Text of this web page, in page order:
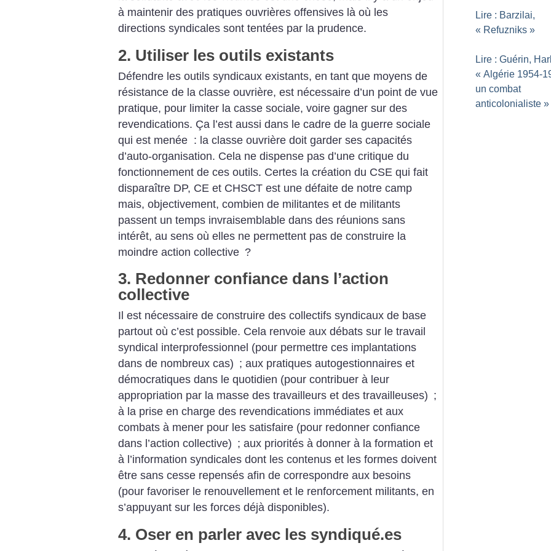
à maintenir des pratiques ouvrières offensives là où les
directions syndicales sont tentées par la prudence.
2. Utiliser les outils existants
Défendre les outils syndicaux existants, en tant que moyens de
résistance de la classe ouvrière, est nécessaire d’un point de vue
pratique, pour limiter la casse sociale, voire gagner sur des
revendications. Ça l’est aussi dans le cadre de la guerre sociale
qui est menée : la classe ouvrière doit garder ses capacités
d’auto-organisation. Cela ne dispense pas d’une critique du
fonctionnement de ces outils. Certes la création du CSE qui fait
disparaître DP, CE et CHSCT est une défaite de notre camp
mais, objectivement, combien de militantes et de militants
passent un temps invraisemblable dans des réu­nions sans
intérêt, au sens où elles ne permettent pas de construire la
moindre action collective ?
3. Redonner confiance dans l’action
collective
Il est nécessaire de construire des collectifs syndicaux de base
partout où c’est possible. Cela renvoie aux débats sur le travail
syndical interprofessionnel (pour permettre ces implantations
dans de nombreux cas) ; aux ­pratiques autogestionnaires et
démocratiques dans le quotidien (pour contribuer à leur
appropriation par la masse des travailleurs et des travailleuses) ;
à la prise en charge des revendications immédiates et aux
combats à mener pour les satisfaire (pour redonner confiance
dans l’action collective) ; aux priorités à donner à la formation et
à l’information syndicales dont les contenus et les formes doivent
être sans cesse repensés afin de correspondre aux besoins
(pour favoriser le renouvellement et le renforcement militants, en
s’appuyant sur les forces déjà disponibles).
4. Oser en parler avec les syndiqué.es
Lire : Barzilai,
« Refuzniks »
Lire : Guérin,
« Algérie 1954-
un combat
anticolonialiste »